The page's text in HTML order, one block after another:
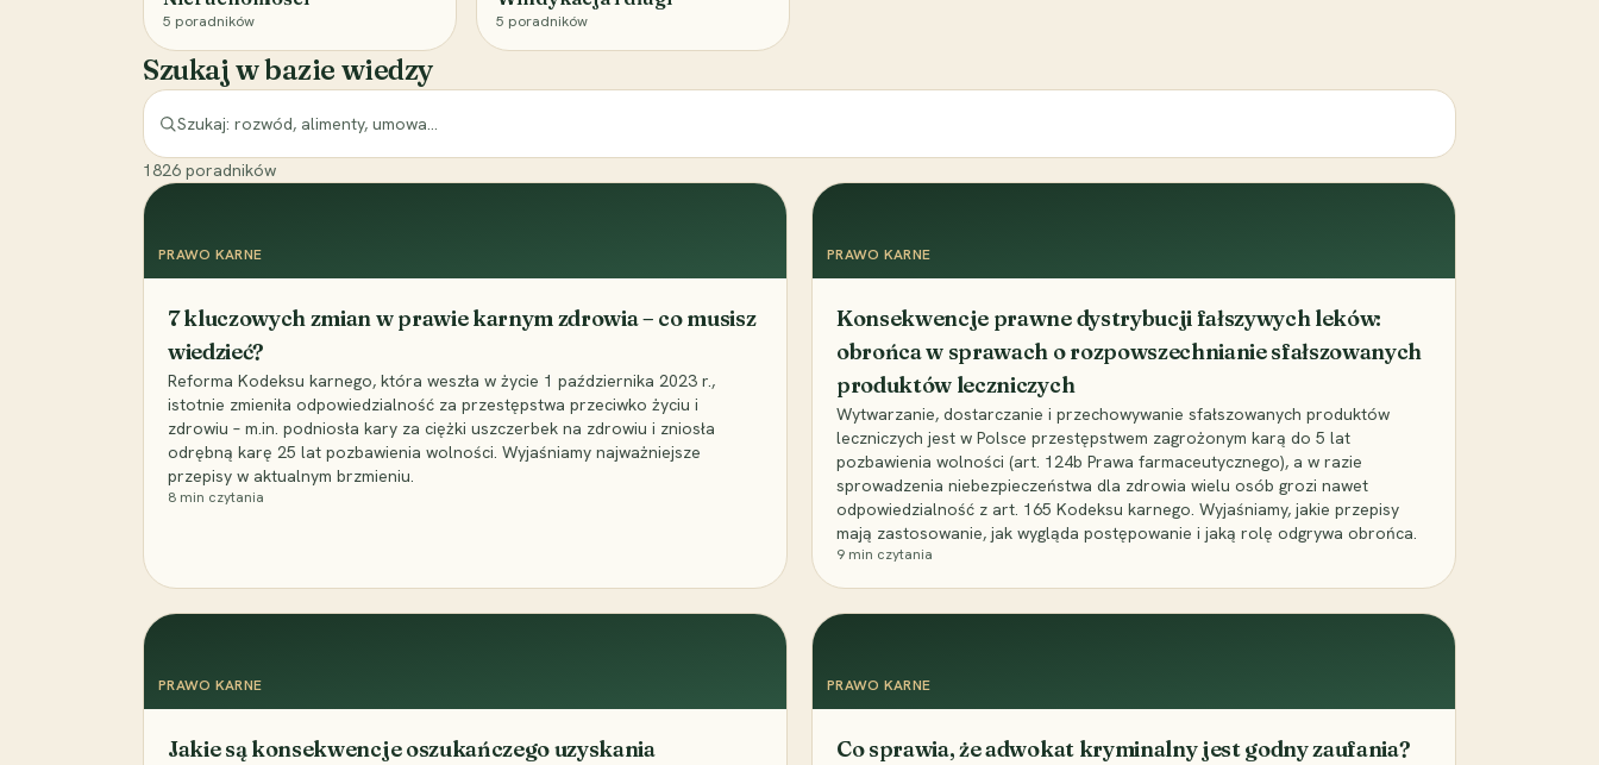
5 poradników 5 poradników
Szukaj w bazie wiedzy
1826 poradników
PRAWO KARNE
7 kluczowych zmian w prawie karnym zdrowia – co musisz
wiedzieć?
Reforma Kodeksu karnego, która weszła w życie 1 października 2023 r.,
istotnie zmieniła odpowiedzialność za przestępstwa przeciwko życiu i
zdrowiu – m.in. podniosła kary za ciężki uszczerbek na zdrowiu i zniosła
odrębną karę 25 lat pozbawienia wolności. Wyjaśniamy najważniejsze
przepisy w aktualnym brzmieniu.
8 min czytania
PRAWO KARNE
Konsekwencje prawne dystrybucji fałszywych leków:
obrońca w sprawach o rozpowszechnianie sfałszowanych
produktów leczniczych
Wytwarzanie, dostarczanie i przechowywanie sfałszowanych produktów
leczniczych jest w Polsce przestępstwem zagrożonym karą do 5 lat
pozbawienia wolności (art. 124b Prawa farmaceutycznego), a w razie
sprowadzenia niebezpieczeństwa dla zdrowia wielu osób grozi nawet
odpowiedzialność z art. 165 Kodeksu karnego. Wyjaśniamy, jakie przepisy
mają zastosowanie, jak wygląda postępowanie i jaką rolę odgrywa obrońca.
9 min czytania
PRAWO KARNE
Jakie są konsekwencje oszukańczego uzyskania
PRAWO KARNE
Co sprawia, że adwokat kryminalny jest godny zaufania?